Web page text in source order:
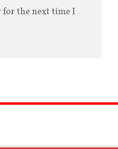
for the next time I